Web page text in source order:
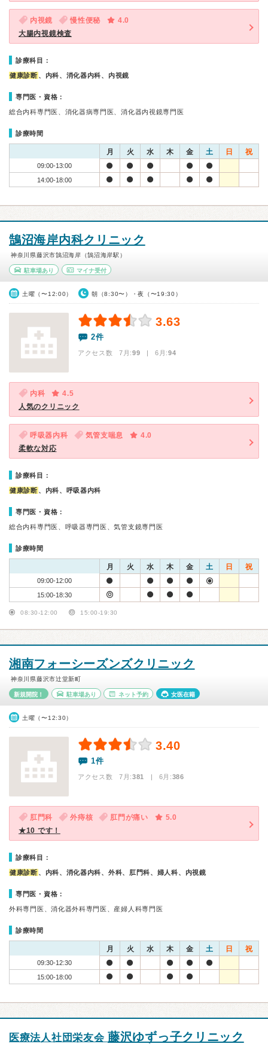
内視鏡 慢性便秘
4.0
大腸内視鏡検査
診療科目：
健康診断 、内科、消化器内科、内視鏡
専門医・資格：
総合内科専門医、消化器病専門医、消化器内視鏡専門医
診療時間
月 火 水 木 金 土 日 祝
09:00-13:00
14:00-18:00
鵠沼海岸内科クリニック
神奈川県藤沢市鵠沼海岸（鵠沼海岸駅）
駐車場あり マイナ受付
土曜（〜12:00） 朝（8:30〜）・夜（〜19:30）
3.63
2件
アクセス数 7月:99 | 6月:94
内科
4.5
人気のクリニック
呼吸器内科 気管支喘息
4.0
柔軟な対応
診療科目：
健康診断 、内科、呼吸器内科
専門医・資格：
総合内科専門医、呼吸器専門医、気管支鏡専門医
診療時間
月 火 水 木 金 土 日 祝
09:00-12:00
15:00-18:30
08:30-12:00 15:00-19:30
湘南フォーシーズンズクリニック
神奈川県藤沢市辻堂新町
新規開院！ 駐車場あり ネット予約 女医在籍
土曜（〜12:30）
3.40
1件
アクセス数 7月:381 | 6月:386
肛門科 外痔核 肛門が痛い
5.0
★10 です！
診療科目：
健康診断 、内科、消化器内科、外科、肛門科、婦人科、内視鏡
専門医・資格：
外科専門医、消化器外科専門医、産婦人科専門医
診療時間
月 火 水 木 金 土 日 祝
09:30-12:30
15:00-18:00
医療法人社団栄友会 藤沢ゆずっ子クリニック